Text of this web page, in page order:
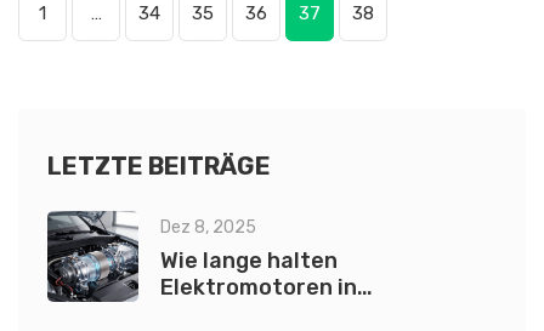
hindeuten, dass ein Wendepunkt in naher Zukunft liegt.
1 … 34 35 36 37 38
LETZTE BEITRÄGE
Dez 8, 2025
Wie lange halten
Elektromotoren in